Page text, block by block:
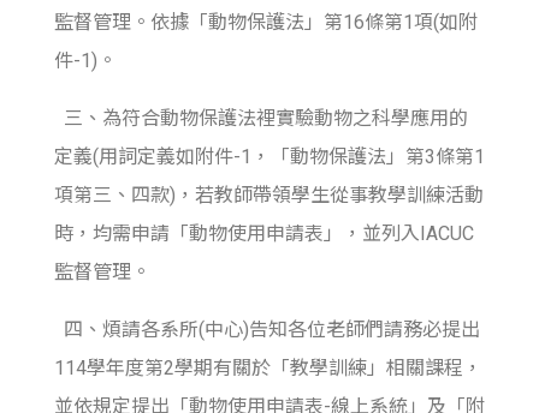
監督管理。依據「動物保護法」第16條第1項(如附
件-1)。
三、為符合動物保護法裡實驗動物之科學應用的
定義(用詞定義如附件-1，「動物保護法」第3條第1
項第三、四款)，若教師帶領學生從事教學訓練活動
時，均需申請「動物使用申請表」，並列入IACUC
監督管理。
四、煩請各系所(中心)告知各位老師們請務必提出
114學年度第2學期有關於「教學訓練」相關課程，
並依規定提出「動物使用申請表-線上系統」及「附